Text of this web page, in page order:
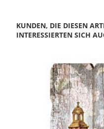
KUNDEN, DIE DIESEN
INTERESSIERTEN SICH